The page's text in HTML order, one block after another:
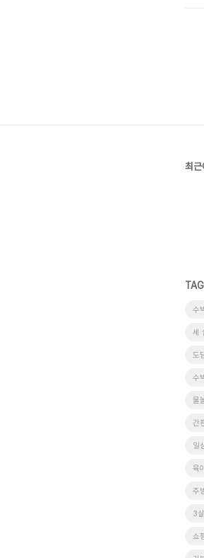
그
최
TAG
수
세
도
수
물
간
일
육
주
3
쇼